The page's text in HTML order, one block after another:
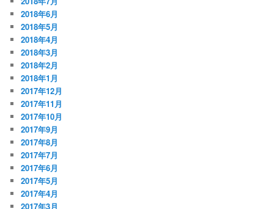
2018年6月
2018年5月
2018年4月
2018年3月
2018年2月
2018年1月
2017年12月
2017年11月
2017年10月
2017年9月
2017年8月
2017年7月
2017年6月
2017年5月
2017年4月
2017年3月